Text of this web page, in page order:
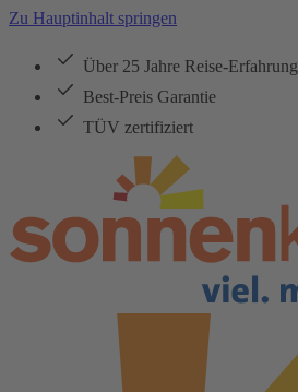
Zu Hauptinhalt springen
Über 25 Jahre Reise-Erfahrung
Best-Preis Garantie
TÜV zertifiziert